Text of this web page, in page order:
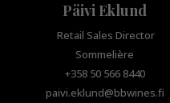
Päivi Eklund
Retail Sales Director
Sommelière
+358 50 566 8440
paivi.eklund@bbwines.fi